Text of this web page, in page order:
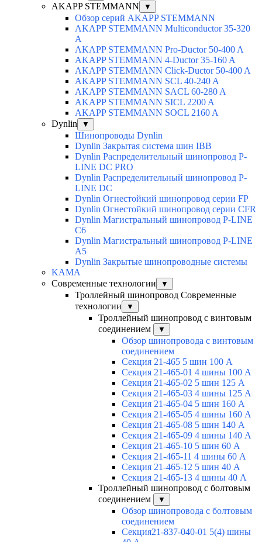
AKAPP STEMMANN ▼
Обзор серий AKAPP STEMMANN
AKAPP STEMMANN Multiconductor 35-320
A
AKAPP STEMMANN Pro-Ductor 50-400 A
AKAPP STEMMANN 4-Ductor 35-160 A
AKAPP STEMMANN Click-Ductor 50-400 A
AKAPP STEMMANN SCL 40-240 A
AKAPP STEMMANN SACL 60-280 A
AKAPP STEMMANN SICL 2200 A
AKAPP STEMMANN SOCL 2160 A
Dynlin
▼
Шинопроводы Dynlin
Dynlin Закрытая система шин IBB
Dynlin Распределительный шинопровод P-
LINE DC PRO
Dynlin Распределительный шинопровод P-
LINE DC
Dynlin Огнестойкий шинопровод серии FP
Dynlin Огнестойкий шинопровод серии CFR
Dynlin Магистральный шинопровод P-LINE
С6
Dynlin Магистральный шинопровод P-LINE
A5
Dynlin Закрытые шинопроводные системы
KAMA
Современные технологии
▼
Троллейный шинопровод Современные
технологии
▼
Троллейный шинопровод с винтовым
соединением
▼
Обзор шинопровода с винтовым
соединением
Секция 21-465 5 шин 100 А
Секция 21-465-01 4 шины 100 А
Секция 21-465-02 5 шин 125 А
Секция 21-465-03 4 шины 125 А
Секция 21-465-04 5 шин 160 А
Секция 21-465-05 4 шины 160 А
Секция 21-465-08 5 шин 140 А
Секция 21-465-09 4 шины 140 А
Секция 21-465-10 5 шин 60 А
Секция 21-465-11 4 шины 60 А
Секция 21-465-12 5 шин 40 А
Секция 21-465-13 4 шины 40 А
Троллейный шинопровод с болтовым
соединением
▼
Обзор шинопровода с болтовым
соединением
Секция21-837-040-01 5(4) шины